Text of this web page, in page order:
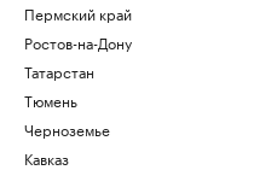
Пермский край
Ростов-на-Дону
Татарстан
Тюмень
Черноземье
Кавказ